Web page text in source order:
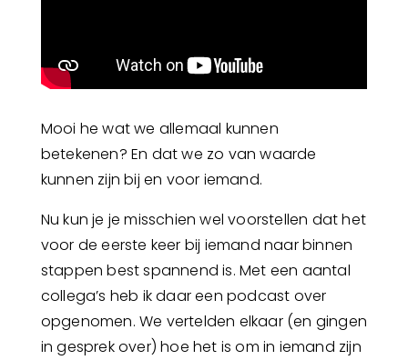
Mooi he wat we allemaal kunnen
betekenen? En dat we zo van waarde
kunnen zijn bij en voor iemand.
Nu kun je je misschien wel voorstellen dat het
voor de eerste keer bij iemand naar binnen
stappen best spannend is. Met een aantal
collega’s heb ik daar een podcast over
opgenomen. We vertelden elkaar (en gingen
in gesprek over) hoe het is om in iemand zijn